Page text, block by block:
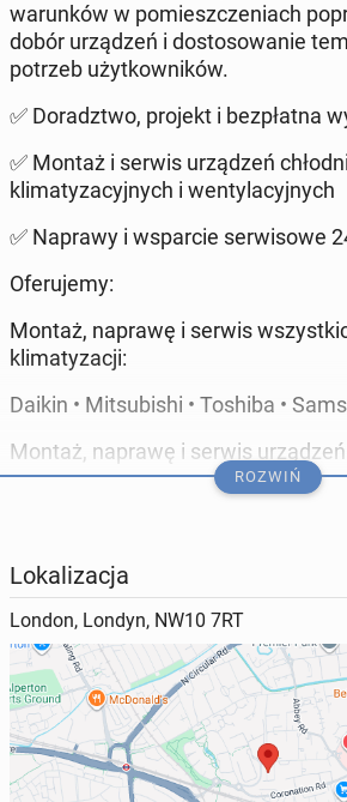
warunków w pomieszczeniach
dobór urządzeń i dostosowanie
potrzeb użytkowników.
✅ Doradztwo, projekt i bezpłatna
✅ Montaż i serwis urządzeń
klimatyzacyjnych i wentylacyjnych
✅ Naprawy i wsparcie serwisowe
Oferujemy:
Montaż, naprawę i serwis
klimatyzacji:
Daikin • Mitsubishi • Toshiba •
Montaż, naprawę i serwis
lady chłodnicze, regały chłodnicze,
Montaż, naprawę i serwis
w:
• biurach
• obiektach przemysłowych
• sklepach i restauracjach
ROZWIŃ
Lokalizacja
London, Londyn, NW10 7RT